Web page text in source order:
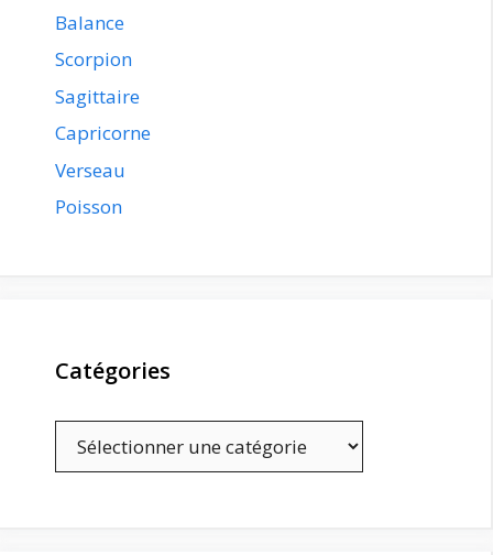
Balance
Scorpion
Sagittaire
Capricorne
Verseau
Poisson
Catégories